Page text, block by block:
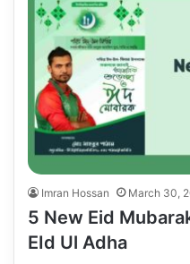
Imran Hossan March 30,
5 New Eid
EId Ul Adha